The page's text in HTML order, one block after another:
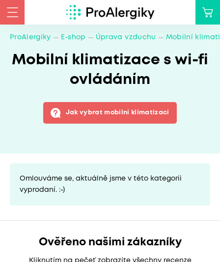
ProAlergiky E-shop Úprava vzduchu Mobilní
Mobilní klimatizace s wi-fi
ovládáním
Jak vybrat mobilní klimatizaci
Omlouváme se, aktuálně jsme v této kategorii
vyprodaní. :-)
Ověřeno našimi zákazníky
Kliknutím na pečeť zobrazíte všechny recenze